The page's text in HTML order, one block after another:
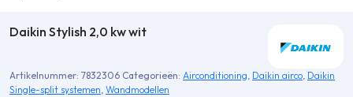
Daikin Stylish 2,0 kw wit
Artikelnummer: 7832306 Categorieën: Airconditioning, Daikin airco, Daikin
Single-split systemen, Wandmodellen